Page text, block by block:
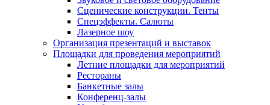
Сценические конструкции. Тенты
Спецэффекты. Салюты
Лазерное шоу
Организация презентаций и выставок
Площадки для проведения мероприятий
Летние площадки для мероприятий
Рестораны
Банкетные залы
Конференц-залы